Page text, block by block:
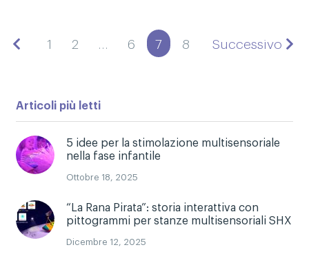
1 2 … 6 7 8 Successivo
Articoli più letti
5 idee per la stimolazione multisensoriale
nella fase infantile
Ottobre 18, 2025
“La Rana Pirata”: storia interattiva con
pittogrammi per stanze multisensoriali SHX
Dicembre 12, 2025